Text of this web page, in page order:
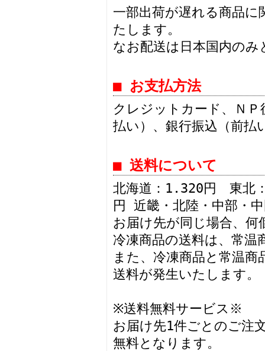
一部出荷が遅れる商品
たします。
なお配送は日本国内の
■ お支払方法
クレジットカード、Ｎ
払い）、銀行振込（前払
■ 送料について
北海道：1.320円 東北
円 近畿・北陸・中部・
お届け先が同じ場合、
冷凍商品の送料は、常
また、冷凍商品と常温
送料が発生いたします。
※送料無料サービス※
お届け先1件ごとのご注
無料となります。